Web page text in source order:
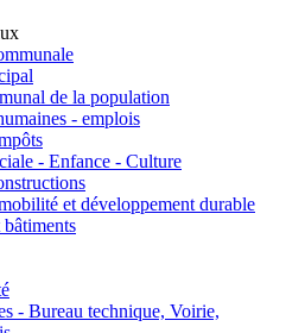
de la population
- emplois
- Enfance - Culture
et développement durable
- Bureau technique, Voirie,